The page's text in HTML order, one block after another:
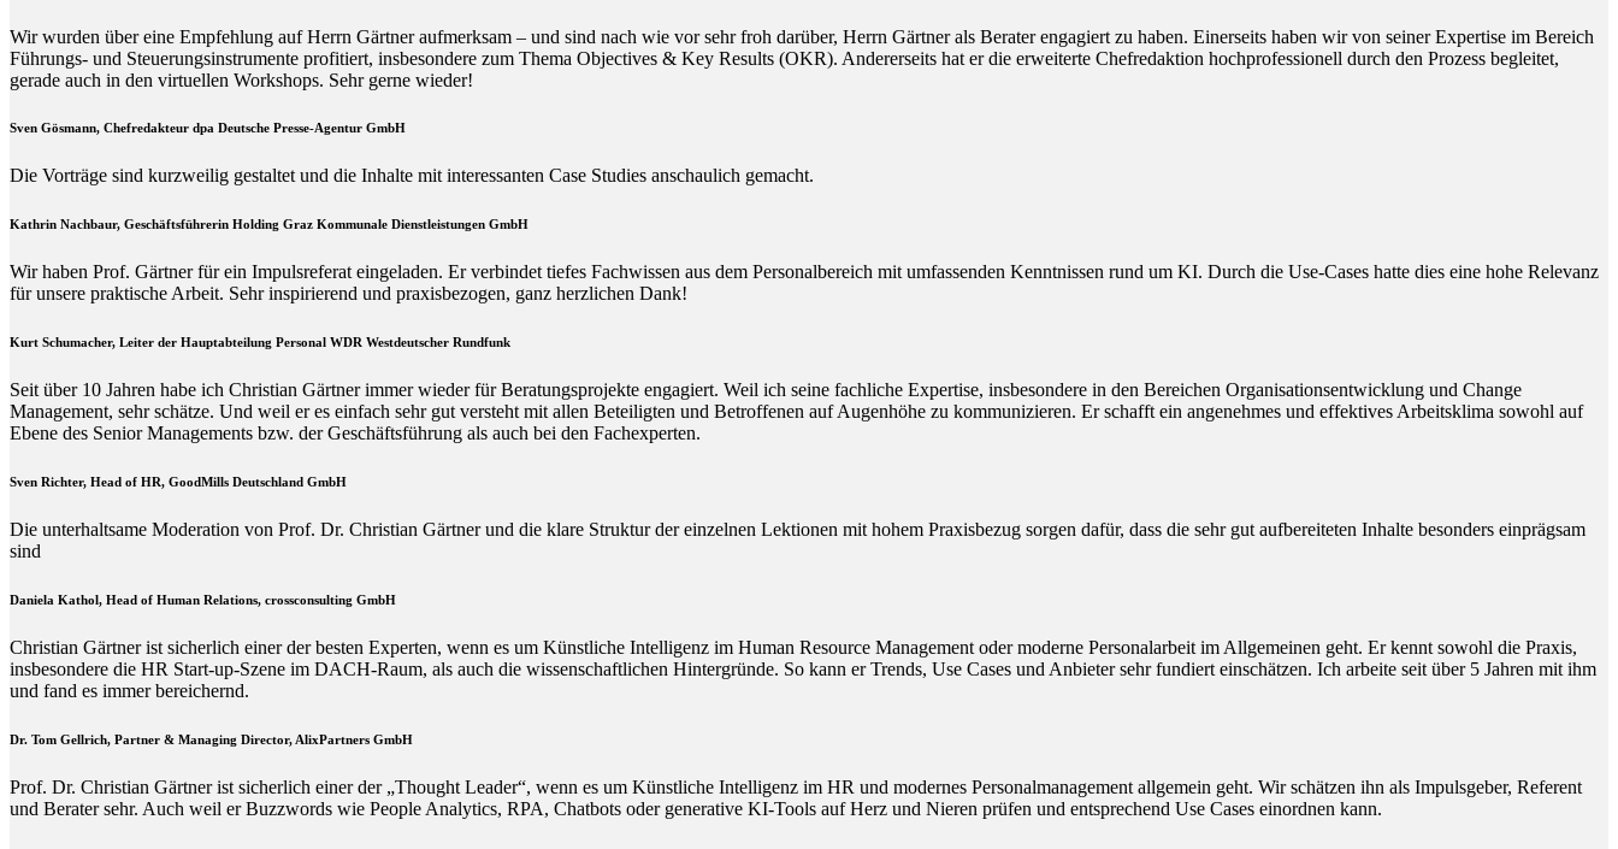
Wir wurden über eine Empfehlung auf Herrn Gärtner aufmerksam – und sind nach wie vor sehr froh darüber, Herrn Gärtner als Berater engagiert zu haben. Einerseits haben wir von seiner Expertise im Bereich
Führungs- und Steuerungsinstrumente profitiert, insbesondere zum Thema Objectives & Key Results (OKR). Andererseits hat er die erweiterte Chefredaktion hochprofessionell durch den Prozess begleitet,
gerade auch in den virtuellen Workshops. Sehr gerne wieder!
Sven Gösmann, Chefredakteur dpa Deutsche Presse-Agentur GmbH
Die Vorträge sind kurzweilig gestaltet und die Inhalte mit interessanten Case Studies anschaulich gemacht.
Kathrin Nachbaur, Geschäftsführerin Holding Graz Kommunale Dienstleistungen GmbH
Wir haben Prof. Gärtner für ein Impulsreferat eingeladen. Er verbindet tiefes Fachwissen aus dem Personalbereich mit umfassenden Kenntnissen rund um KI. Durch die Use-Cases hatte dies eine hohe Relevanz
für unsere praktische Arbeit. Sehr inspirierend und praxisbezogen, ganz herzlichen Dank!
Kurt Schumacher, Leiter der Hauptabteilung Personal WDR Westdeutscher Rundfunk
Seit über 10 Jahren habe ich Christian Gärtner immer wieder für Beratungsprojekte engagiert. Weil ich seine fachliche Expertise, insbesondere in den Bereichen Organisationsentwicklung und Change
Management, sehr schätze. Und weil er es einfach sehr gut versteht mit allen Beteiligten und Betroffenen auf Augenhöhe zu kommunizieren. Er schafft ein angenehmes und effektives Arbeitsklima sowohl auf
Ebene des Senior Managements bzw. der Geschäftsführung als auch bei den Fachexperten.
Sven Richter, Head of HR, GoodMills Deutschland GmbH
Die unterhaltsame Moderation von Prof. Dr. Christian Gärtner und die klare Struktur der einzelnen Lektionen mit hohem Praxisbezug sorgen dafür, dass die sehr gut aufbereiteten Inhalte besonders einprägsam
sind
Daniela Kathol, Head of Human Relations, crossconsulting GmbH
Christian Gärtner ist sicherlich einer der besten Experten, wenn es um Künstliche Intelligenz im Human Resource Management oder moderne Personalarbeit im Allgemeinen geht. Er kennt sowohl die Praxis,
insbesondere die HR Start-up-Szene im DACH-Raum, als auch die wissenschaftlichen Hintergründe. So kann er Trends, Use Cases und Anbieter sehr fundiert einschätzen. Ich arbeite seit über 5 Jahren mit ihm
und fand es immer bereichernd.
Dr. Tom Gellrich, Partner & Managing Director, AlixPartners GmbH
Prof. Dr. Christian Gärtner ist sicherlich einer der „Thought Leader“, wenn es um Künstliche Intelligenz im HR und modernes Personalmanagement allgemein geht. Wir schätzen ihn als Impulsgeber, Referent
und Berater sehr. Auch weil er Buzzwords wie People Analytics, RPA, Chatbots oder generative KI-Tools auf Herz und Nieren prüfen und entsprechend Use Cases einordnen kann.